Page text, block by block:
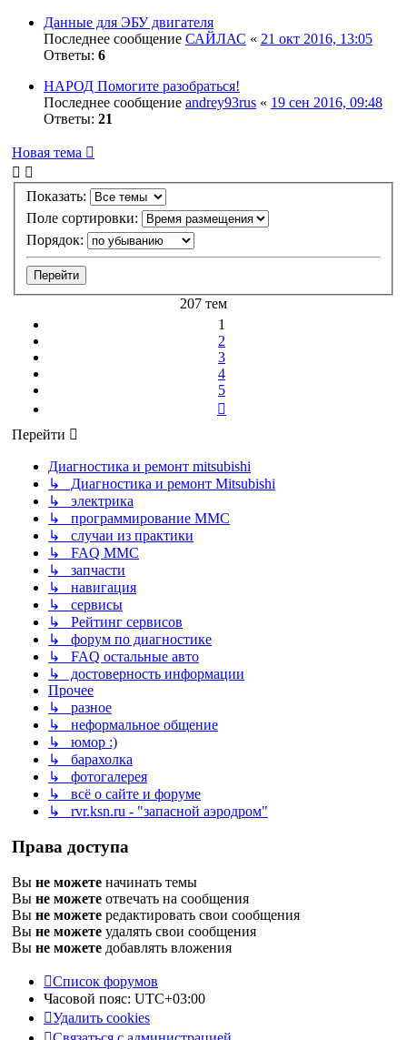
Данные для ЭБУ двигателя
Последнее сообщение САЙЛАС « 21 окт 2016, 13:05
Ответы: 6
НАРОД Помогите разобраться!
Последнее сообщение andrey93rus « 19 сен 2016, 09:48
Ответы: 21
Новая тема
Показать:
Поле сортировки:
Порядок:
207 тем
1
2
3
4
5
Перейти
Диагностика и ремонт mitsubishi
↳ Диагностика и ремонт Mitsubishi
↳ электрика
↳ программирование MMC
↳ случаи из практики
↳ FAQ MMC
↳ запчасти
↳ навигация
↳ сервисы
↳ Рейтинг сервисов
↳ форум по диагностике
↳ FAQ остальные авто
↳ достоверность информации
Прочее
↳ разное
↳ неформальное общение
↳ юмор :)
↳ барахолка
↳ фотогалерея
↳ всё о сайте и форуме
↳ rvr.ksn.ru - "запасной аэродром"
Права доступа
Вы не можете начинать темы
Вы не можете отвечать на сообщения
Вы не можете редактировать свои сообщения
Вы не можете удалять свои сообщения
Вы не можете добавлять вложения
Список форумов
Часовой пояс: UTC+03:00
Удалить cookies